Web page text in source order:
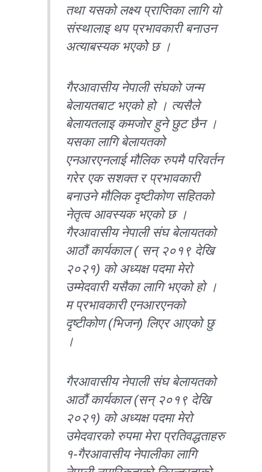
तथा यसको लक्ष्य प्राप्तिका लागि यो
संस्थालाइ थप प्रभावकारी बनाउन
अत्याबस्यक भएकोे छ ।
गैरआवासीय नेपाली संघको जन्म
बेलायतबाट भएको हो । त्यसैले
बेलायतलाइ कमजोर हुने छुट छैन ।
यसका लागि बेलायतको
एनआरएनलाई मौलिक रुपमै परिवर्तन
गरेर एक सशक्त र प्रभावकारी
बनाउने मौलिक दृष्टीकोण सहितको
नेतृत्व आवस्यक भएको छ ।
गैरआवासीय नेपाली संघ बेलायतको
आठौं कार्यकाल ( सन् २०१९ देखि
२०२१) को अध्यक्ष पदमा मेरो
उम्मेदवारी यसैका लागि भएको हो ।
म प्रभावकारी एनआरएनको
दृष्टीकोण (भिजन) लिएर आएको छु
।
गैरआवासीय नेपाली संघ बेलायतको
आठौं कार्यकाल (सन् २०१९ देखि
२०२१) को अध्यक्ष पदमा मेरो
उमेदवारको रुपमा मेरा प्रतिवद्धताहरु
१-गैरआवासीय नेपालीका लागि